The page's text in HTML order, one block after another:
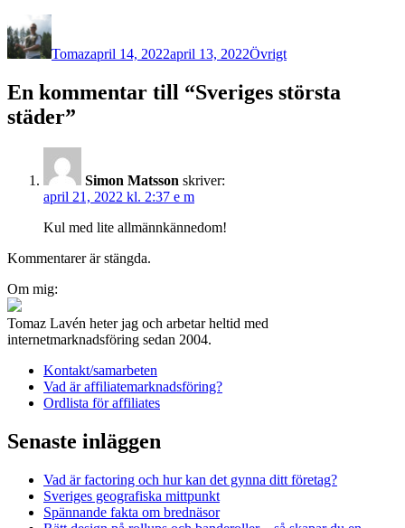
Författare
Tomazapril 14, 2022april 13, 2022Övrigt
En kommentar till “Sveriges största
städer”
Simon Matsson skriver:
april 21, 2022 kl. 2:37 e m
Kul med lite allmännkännedom!
Kommentarer är stängda.
Inläggsnavigering
Om mig:
Tomaz Lavén heter jag och arbetar heltid med
internetmarknadsföring sedan 2004.
Kontakt/samarbeten
Vad är affiliatemarknadsföring?
Ordlista för affiliates
Senaste inläggen
Vad är factoring och hur kan det gynna ditt företag?
Sveriges geografiska mittpunkt
Spännande fakta om brednäsor